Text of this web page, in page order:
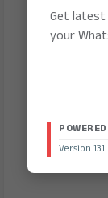
Get
your
Version